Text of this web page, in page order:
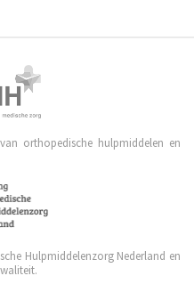
orthopedische hulpmiddelen en
Hulpmiddelenzorg Nederland en